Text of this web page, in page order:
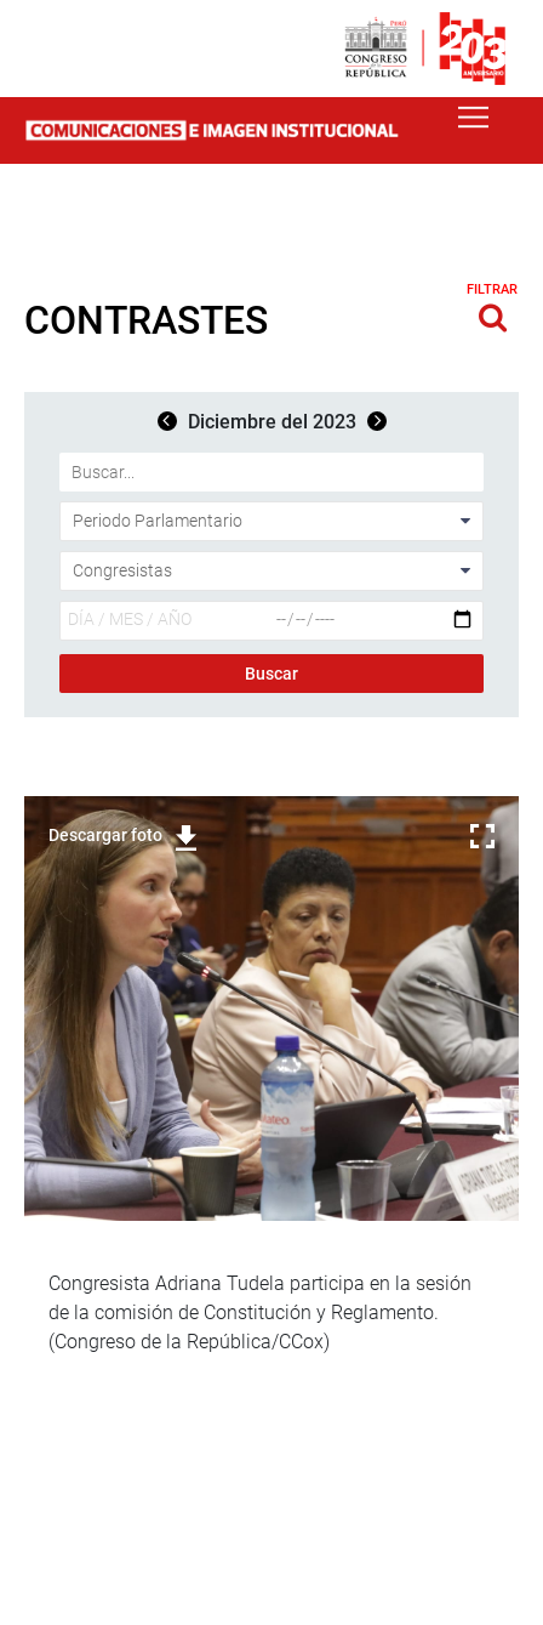
CONTRASTES
FILTRAR
Diciembre del 2023
Descargar foto
Congresista Adriana Tudela participa en la sesión
de la comisión de Constitución y Reglamento.
(Congreso de la República/CCox)